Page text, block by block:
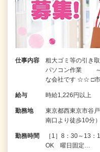
仕事内容
粗大ゴミ等の引き
パソコン作業 ～
な会社です ☆☆ □
給与 時給1,226円以上
勤務地
東京都西東京市谷
南口より徒歩10分）
勤務時間
［1］8：30～13
OK 曜日固定…